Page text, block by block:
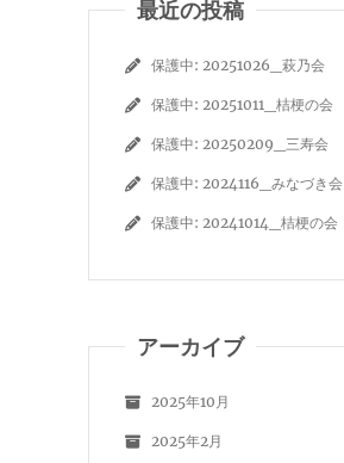
最近の投稿
保護中: 20251026_萩乃会
保護中: 20251011_桔梗の会
保護中: 20250209_三寿会
保護中: 2024116_みなづき会
保護中: 20241014_桔梗の会
アーカイブ
2025年10月
2025年2月